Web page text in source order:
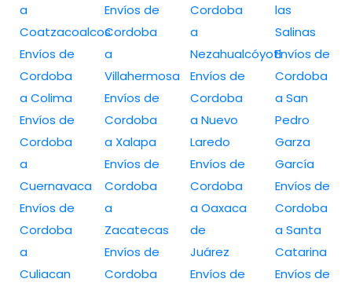
a
Coatzacoalcos
Envíos de
Cordoba
a Colima
Envíos de
Cordoba
a
Cuernavaca
Envíos de
Cordoba
a
Culiacan
Envíos de
Cordoba
a
Villahermosa
Envíos de
Cordoba
a Xalapa
Envíos de
Cordoba
a
Zacatecas
Envíos de
Cordoba
Cordoba
a
Nezahualcóyotl
Envíos de
Cordoba
a Nuevo
Laredo
Envíos de
Cordoba
a Oaxaca
de
Juárez
Envíos de
las
Salinas
Envíos de
Cordoba
a San
Pedro
Garza
García
Envíos de
Cordoba
a Santa
Catarina
Envíos de